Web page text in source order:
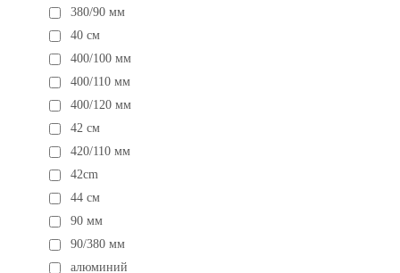
380/90 мм
40 см
400/100 мм
400/110 мм
400/120 мм
42 см
420/110 мм
42cm
44 см
90 мм
90/380 мм
алюминий